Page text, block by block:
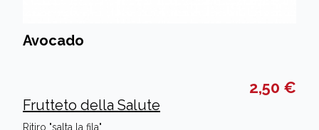
Avocado
2,50 €
Frutteto della Salute
Ritiro "salta la fila"